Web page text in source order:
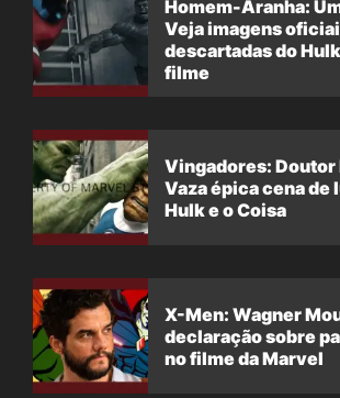
Homem-Aranha:
Veja imagens
descartadas do
filme
Vingadores: Doutor
Vaza épica cena de
Hulk e o Coisa
X-Men: Wagner
declaração sobre
no filme da Marvel